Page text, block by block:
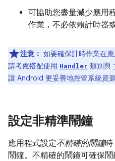
可協助您盡量減少應用
作業，不必依賴計時器
注意： 如要確保計時作業在
請考慮搭配使用 Handler 類別與
讓 Android 更妥善地控管系統資源
設定非精準鬧鐘
應用程式設定不精確的鬧鐘時
鬧鐘。不精確的鬧鐘可確保